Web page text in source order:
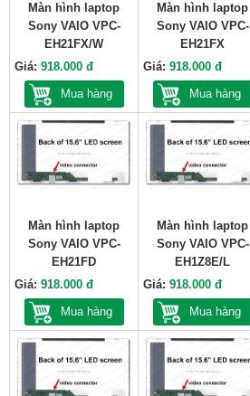
Màn hình laptop
Sony VAIO VPC-
EH21FX/W
Giá: 918.000 đ
Mua hàng
Màn hình laptop
Sony VAIO VPC-
EH21FX
Giá:918.000 đ
Mua hàng
Màn hình laptop
Sony VAIO VPC-
EH21FD
Giá: 918.000 đ
Mua hàng
Màn hình laptop
Sony VAIO VPC-
EH1Z8E/L
Giá:918.000 đ
Mua hàng